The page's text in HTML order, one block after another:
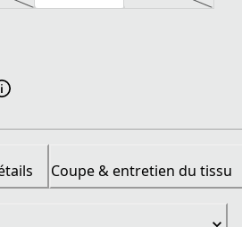
Coupe & entretien du tissu